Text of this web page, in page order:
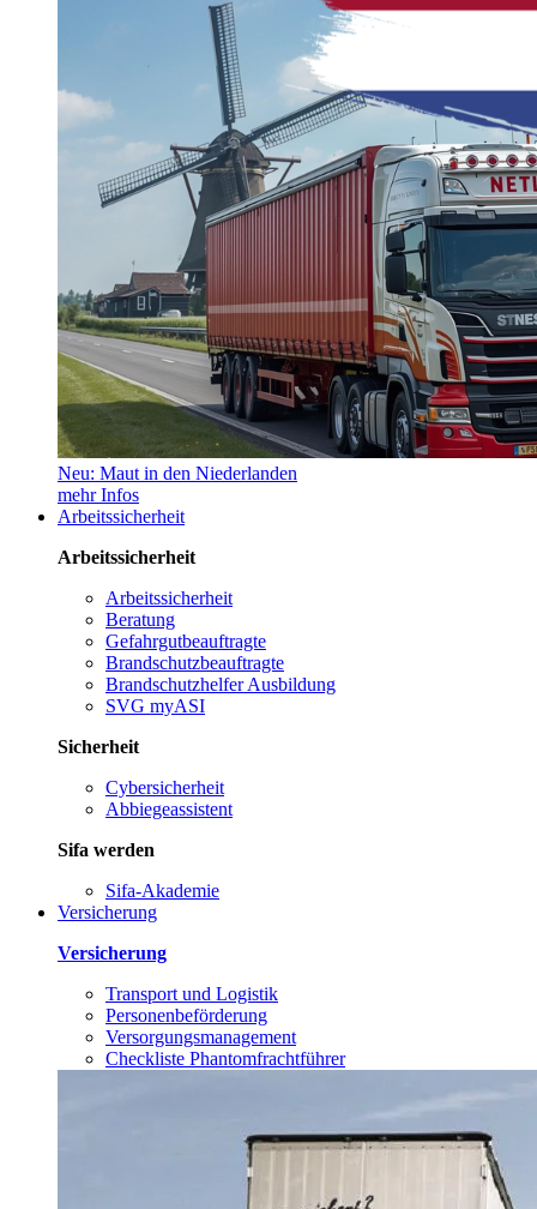
Neu: Maut in den Niederlanden
mehr Infos
Arbeitssicherheit
Arbeitssicherheit
Arbeitssicherheit
Beratung
Gefahrgutbeauftragte
Brandschutzbeauftragte
Brandschutzhelfer Ausbildung
SVG myASI
Sicherheit
Cybersicherheit
Abbiegeassistent
Sifa werden
Sifa-Akademie
Versicherung
Versicherung
Transport und Logistik
Personenbeförderung
Versorgungsmanagement
Checkliste Phantomfrachtführer